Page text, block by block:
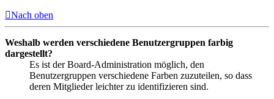
Nach oben
Weshalb werden verschiedene Benutzergruppen farbig
dargestellt?
Es ist der Board-Administration möglich, den
Benutzergruppen verschiedene Farben zuzuteilen, so dass
deren Mitglieder leichter zu identifizieren sind.